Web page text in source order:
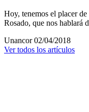
Hoy, tenemos el placer
Rosado, que nos hablará
Unancor 02/04/2018
Ver todos los artículos